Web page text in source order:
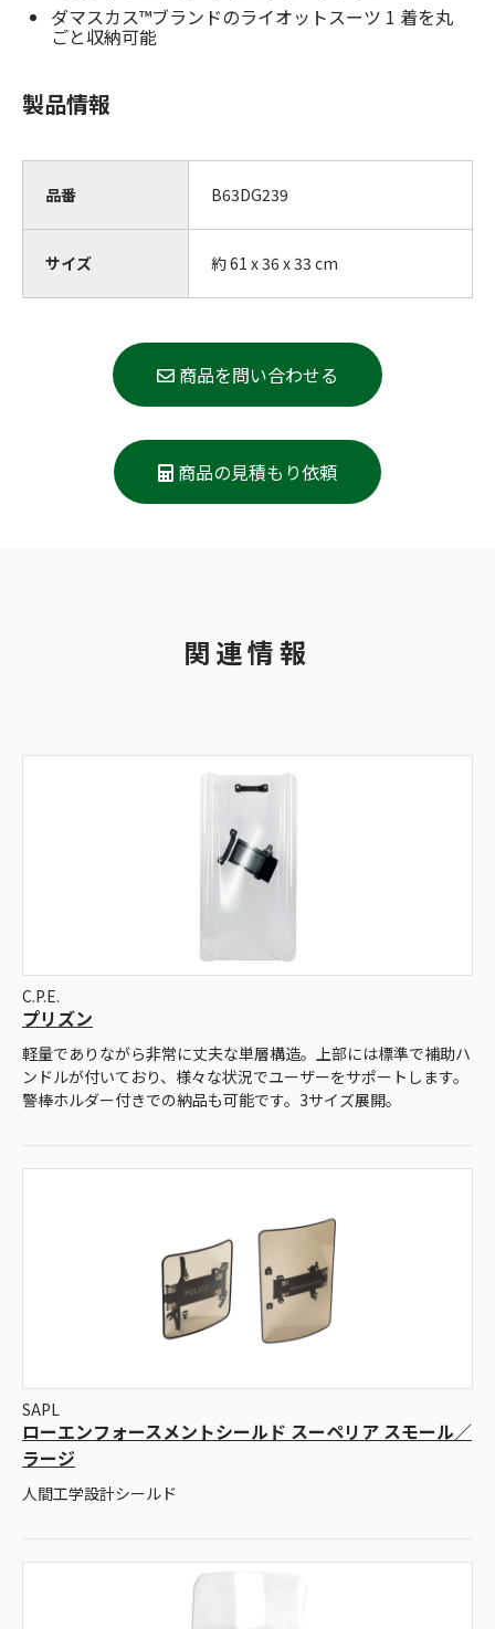
ダマスカス™ブランドのライオットスーツ 1 着を丸
ごと収納可能
製品情報
品番 B63DG239
サイズ 約 61 x 36 x 33 cm
商品を問い合わせる
商品の見積もり依頼
関連情報
C.P.E.
プリズン
軽量でありながら非常に丈夫な単層構造。上部には標準で補助ハ
ンドルが付いており、様々な状況でユーザーをサポートします。
警棒ホルダー付きでの納品も可能です。3サイズ展開。
SAPL
ローエンフォースメントシールド スーペリア スモール／
ラージ
人間工学設計シールド